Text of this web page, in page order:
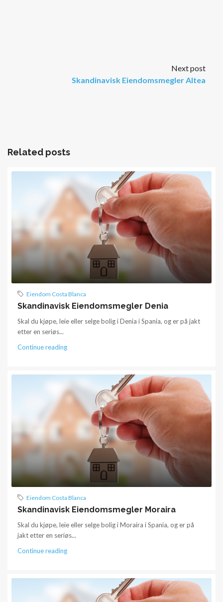
Next post
Skandinavisk Eiendomsmegler Altea
Related posts
Eiendom Costa Blanca
Skandinavisk Eiendomsmegler Denia
Skal du kjøpe, leie eller selge bolig i Denia i Spania, og er på jakt
etter en seriøs...
Continue reading
Eiendom Costa Blanca
Skandinavisk Eiendomsmegler Moraira
Skal du kjøpe, leie eller selge bolig i Moraira i Spania, og er på
jakt etter en seriøs...
Continue reading